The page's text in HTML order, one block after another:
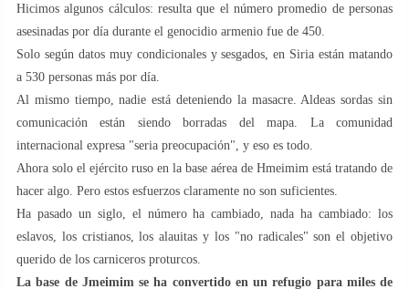
Hicimos algunos cálculos: resulta que el número promedio de personas
asesinadas por día durante el genocidio armenio fue de 450.
Solo según datos muy condicionales y sesgados, en Siria están matando
a 530 personas más por día.
Al mismo tiempo, nadie está deteniendo la masacre. Aldeas sordas sin
comunicación están siendo borradas del mapa. La comunidad
internacional expresa "seria preocupación", y eso es todo.
Ahora solo el ejército ruso en la base aérea de Hmeimim está tratando de
hacer algo. Pero estos esfuerzos claramente no son suficientes.
Ha pasado un siglo, el número ha cambiado, nada ha cambiado: los
eslavos, los cristianos, los alauitas y los "no radicales" son el objetivo
querido de los carniceros proturcos.
La base de Jmeimim se ha convertido en un refugio para miles de